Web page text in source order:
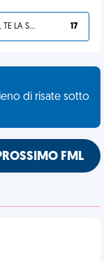
SVEGLIATI, TE LA SEI CERCATA! 17
di risate sotto
FML